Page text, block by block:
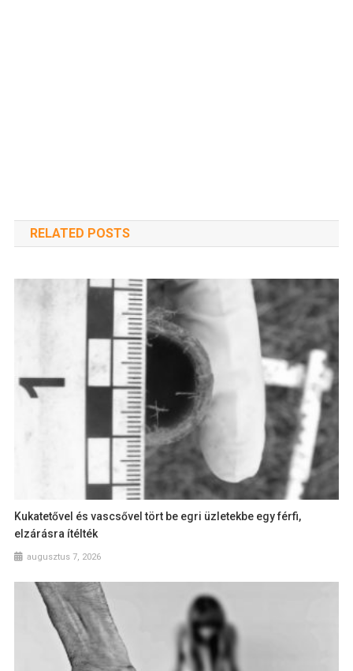
RELATED POSTS
Kukatetővel és vascsővel tört be egri üzletekbe egy férfi,
elzárásra ítélték
augusztus 7, 2026